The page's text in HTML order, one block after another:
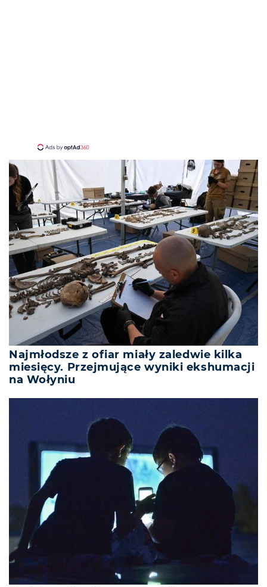
Najmłodsze z ofiar miały zaledwie kilka
miesięcy. Przejmujące wyniki ekshumacji
na Wołyniu